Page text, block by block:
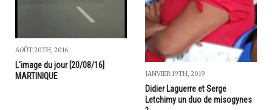
AOÛT 20TH, 2016
L'image du jour [20/08/16]
MARTINIQUE
JANVIER 19TH, 2019
Didier Laguerre et Serge
Letchimy un duo de misogynes